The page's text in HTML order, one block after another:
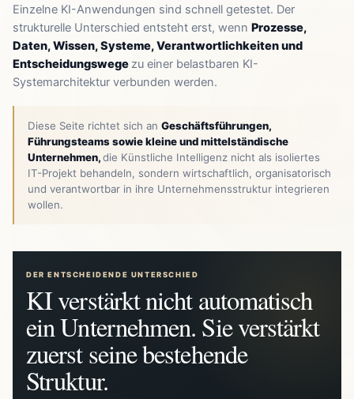
Einzelne KI-Anwendungen sind schnell getestet. Der
strukturelle Unterschied entsteht erst, wenn Prozesse,
Daten, Wissen, Systeme, Verantwortlichkeiten und
Entscheidungswege zu einer belastbaren KI-
Systemarchitektur verbunden werden.
Diese Seite richtet sich an Geschäftsführungen,
Führungsteams sowie kleine und mittelständische
Unternehmen,die Künstliche Intelligenz nicht als isoliertes
IT-Projekt behandeln, sondern wirtschaftlich, organisatorisch
und verantwortbar in ihre Unternehmensstruktur integrieren
wollen.
DER ENTSCHEIDENDE UNTERSCHIED
KI verstärkt nicht automatisch
ein Unternehmen. Sie verstärkt
zuerst seine bestehende
Struktur.